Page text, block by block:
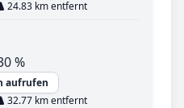
24.83 km entfernt
%
aufrufen
32.77 km entfernt